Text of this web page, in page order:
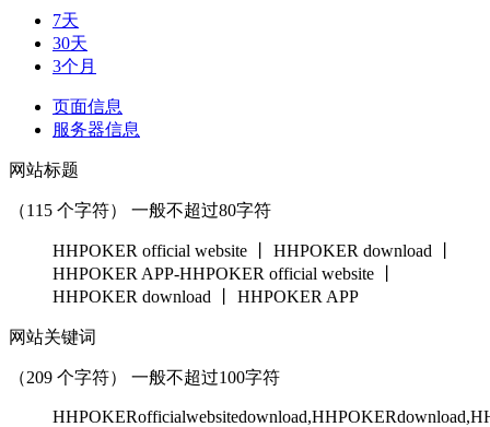
7天
30天
3个月
页面信息
服务器信息
网站标题
（115 个字符） 一般不超过80字符
HHPOKER official website 丨 HHPOKER download 丨
HHPOKER APP-HHPOKER official website 丨
HHPOKER download 丨 HHPOKER APP
网站关键词
（209 个字符） 一般不超过100字符